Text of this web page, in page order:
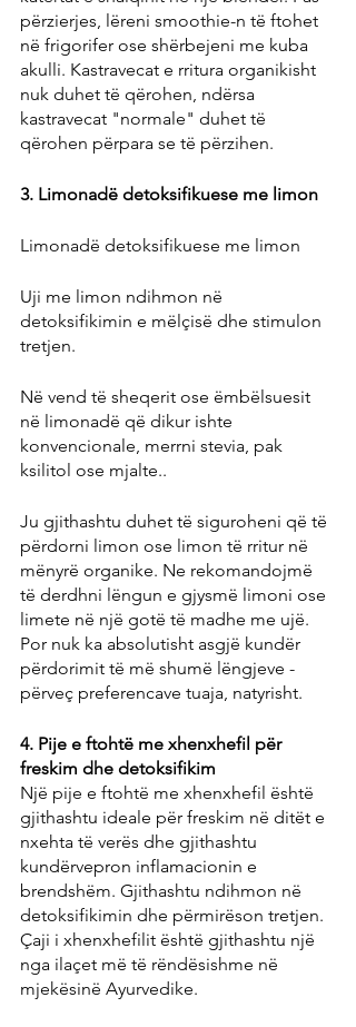
përzierjes, lëreni smoothie-n të ftohet
në frigorifer ose shërbejeni me kuba
akulli. Kastravecat e rritura organikisht
nuk duhet të qërohen, ndërsa
kastravecat "normale" duhet të
qërohen përpara se të përzihen.
3. Limonadë detoksifikuese me limon
Limonadë detoksifikuese me limon
Uji me limon ndihmon në
detoksifikimin e mëlçisë dhe stimulon
tretjen.
Në vend të sheqerit ose ëmbëlsuesit
në limonadë që dikur ishte
konvencionale, merrni stevia, pak
ksilitol ose mjalte..
Ju gjithashtu duhet të siguroheni që të
përdorni limon ose limon të rritur në
mënyrë organike. Ne rekomandojmë
të derdhni lëngun e gjysmë limoni ose
limete në një gotë të madhe me ujë.
Por nuk ka absolutisht asgjë kundër
përdorimit të më shumë lëngjeve -
përveç preferencave tuaja, natyrisht.
4. Pije e ftohtë me xhenxhefil për
freskim dhe detoksifikim
Një pije e ftohtë me xhenxhefil është
gjithashtu ideale për freskim në ditët e
nxehta të verës dhe gjithashtu
kundërvepron inflamacionin e
brendshëm. Gjithashtu ndihmon në
detoksifikimin dhe përmirëson tretjen.
Çaji i xhenxhefilit është gjithashtu një
nga ilaçet më të rëndësishme në
mjekësinë Ayurvedike.